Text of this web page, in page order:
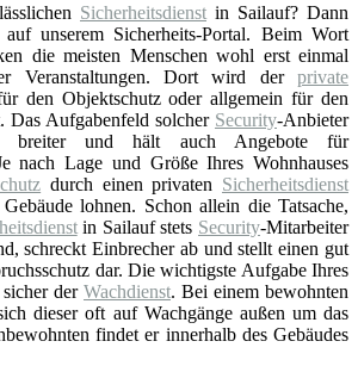
Sicherheitsdienst in Sailauf? Dann
unserem Sicherheits-Portal. Beim Wort
die meisten Menschen wohl erst einmal
Veranstaltungen. Dort wird der private
den Objektschutz oder allgemein für den
Das Aufgabenfeld solcher Security-Anbieter
breiter und hält auch Angebote für
nach Lage und Größe Ihres Wohnhauses
durch einen privaten Sicherheitsdienst
lohnen. Schon allein die Tatsache,
in Sailauf stets Security-Mitarbeiter
schreckt Einbrecher ab und stellt einen gut
dar. Die wichtigste Aufgabe Ihres
der Wachdienst. Bei einem bewohnten
dieser oft auf Wachgänge außen um das
findet er innerhalb des Gebäudes